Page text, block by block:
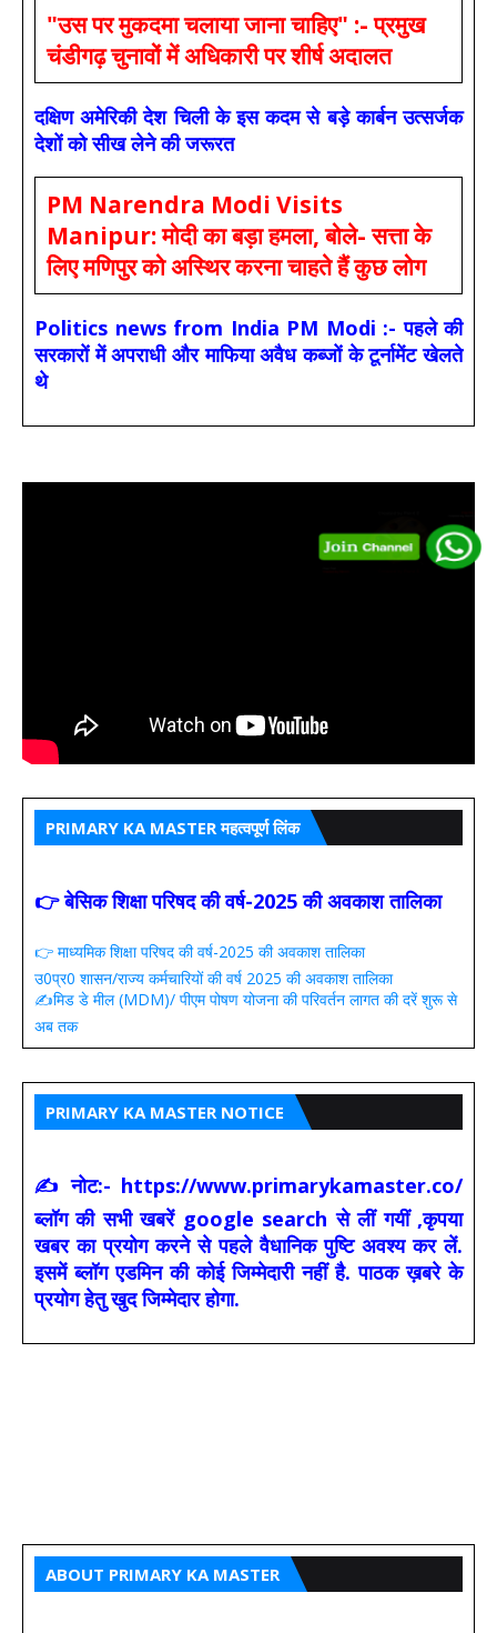
"उस पर मुकदमा चलाया जाना चाहिए" :- प्रमुख
चंडीगढ़ चुनावों में अधिकारी पर शीर्ष अदालत
दक्षिण अमेरिकी देश चिली के इस कदम से बड़े कार्बन उत्सर्जक
देशों को सीख लेने की जरूरत
PM Narendra Modi Visits
Manipur: मोदी का बड़ा हमला, बोले- सत्ता के
लिए मणिपुर को अस्थिर करना चाहते हैं कुछ लोग
Politics news from India PM Modi :- पहले की
सरकारों में अपराधी और माफिया अवैध कब्जों के टूर्नामेंट खेलते
थे
PRIMARY KA MASTER महत्वपूर्ण लिंक
👉 बेसिक शिक्षा परिषद की वर्ष-2025 की अवकाश तालिका
👉 माध्यमिक शिक्षा परिषद की वर्ष-2025 की अवकाश तालिका
उ0प्र0 शासन/राज्य कर्मचारियों की वर्ष 2025 की अवकाश तालिका
✍️मिड डे मील (MDM)/ पीएम पोषण योजना की परिवर्तन लागत की दरें शुरू से
अब तक
PRIMARY KA MASTER NOTICE
✍ नोट:- https://www.primarykamaster.co/
ब्लॉग की सभी खबरें google search से लीं गयीं ,कृपया
खबर का प्रयोग करने से पहले वैधानिक पुष्टि अवश्य कर लें.
इसमें ब्लॉग एडमिन की कोई जिम्मेदारी नहीं है. पाठक ख़बरे के
प्रयोग हेतु खुद जिम्मेदार होगा.
ABOUT PRIMARY KA MASTER